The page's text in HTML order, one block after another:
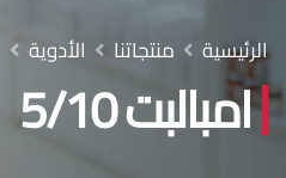
امبالبت 5/10
الرئيسية منتجاتنا الأدوية